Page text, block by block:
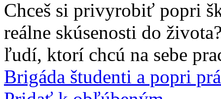
Chceš si privyrobiť popri
reálne skúsenosti do
ľudí, ktorí chcú na sebe
Brigáda študenti a popri